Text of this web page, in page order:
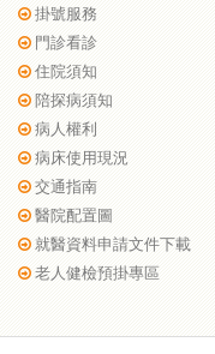
掛號服務
門診看診
住院須知
陪探病須知
病人權利
病床使用現況
交通指南
醫院配置圖
就醫資料申請文件下載
老人健檢預掛專區